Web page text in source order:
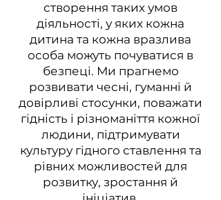
створення таких умов
діяльності, у яких кожна
дитина та кожна вразлива
особа можуть почуватися в
безпеці. Ми прагнемо
розвивати чесні, гуманні й
довірливі стосунки, поважати
гідність і різноманіття кожної
людини, підтримувати
культуру гідного ставлення та
рівних можливостей для
розвитку, зростання й